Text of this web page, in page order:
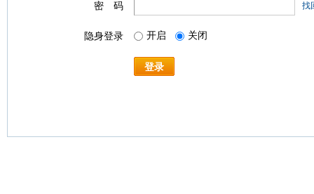
密 码 找
隐身登录 开启 关闭
登录